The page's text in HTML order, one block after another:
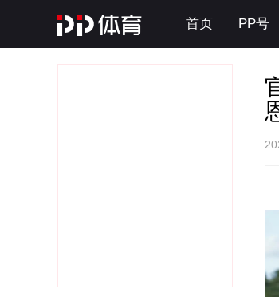
首页 PP号